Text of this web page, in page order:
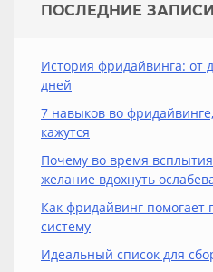
ПОСЛЕДНИЕ ЗАПИСИ
История фридайвинга: от
дней
7 навыков во
кажутся
Почему во время
желание вдохнуть
Как фридайвинг помогает
систему
Идеальный список для